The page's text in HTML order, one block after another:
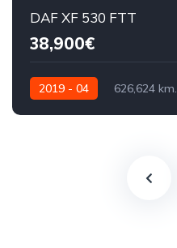
DAF XF 530 FTT
38,900€
2019 - 04 626,624 km.